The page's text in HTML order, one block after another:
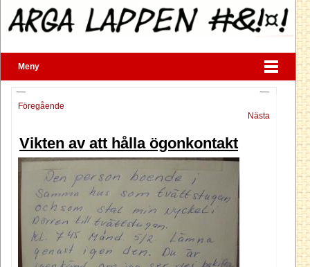
Meny
Föregående
Nästa
Vikten av att hålla ögonkontakt